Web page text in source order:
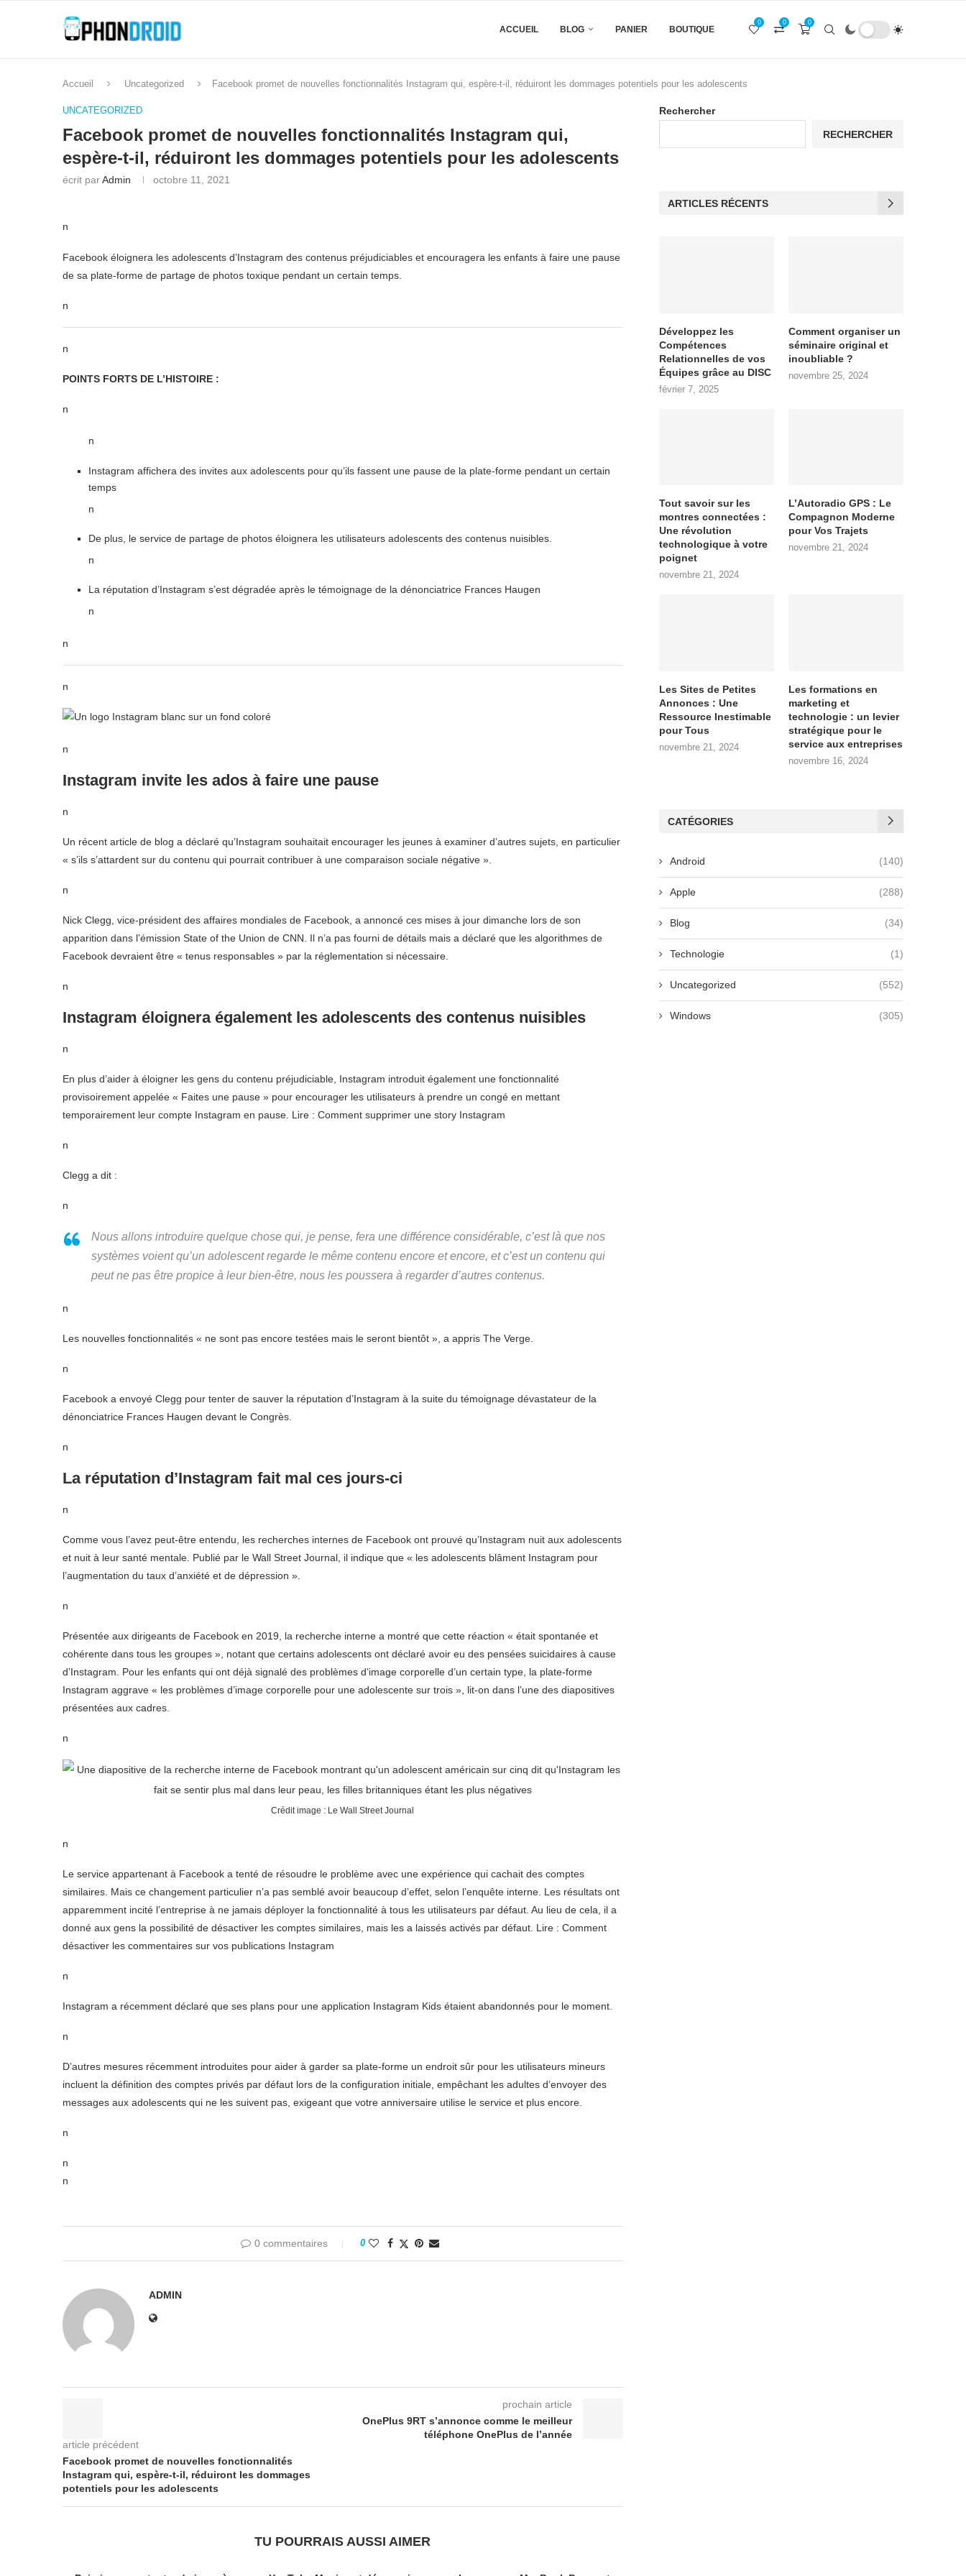
ACCUEIL BLOG PANIER BOUTIQUE
0
0
0
Accueil Uncategorized Facebook promet de nouvelles fonctionnalités Instagram qui, espère-t-il, réduiront les dommages potentiels pour les adolescents
UNCATEGORIZED
Facebook promet de nouvelles fonctionnalités Instagram qui,
espère-t-il, réduiront les dommages potentiels pour les adolescents
écrit parAdmin octobre 11, 2021
n
Facebook éloignera les adolescents d’Instagram des contenus préjudiciables et encouragera les enfants à faire une pause
de sa plate-forme de partage de photos toxique pendant un certain temps.
n
n
POINTS FORTS DE L’HISTOIRE :
n
n
Instagram affichera des invites aux adolescents pour qu’ils fassent une pause de la plate-forme pendant un certain
temps
n
De plus, le service de partage de photos éloignera les utilisateurs adolescents des contenus nuisibles.
n
La réputation d’Instagram s’est dégradée après le témoignage de la dénonciatrice Frances Haugen
n
n
n
n
Instagram invite les ados à faire une pause
n
Un récent article de blog a déclaré qu’Instagram souhaitait encourager les jeunes à examiner d’autres sujets, en particulier
« s’ils s’attardent sur du contenu qui pourrait contribuer à une comparaison sociale négative ».
n
Nick Clegg, vice-président des affaires mondiales de Facebook, a annoncé ces mises à jour dimanche lors de son
apparition dans l’émission State of the Union de CNN. Il n’a pas fourni de détails mais a déclaré que les algorithmes de
Facebook devraient être « tenus responsables » par la réglementation si nécessaire.
n
Instagram éloignera également les adolescents des contenus nuisibles
n
En plus d’aider à éloigner les gens du contenu préjudiciable, Instagram introduit également une fonctionnalité
provisoirement appelée « Faites une pause » pour encourager les utilisateurs à prendre un congé en mettant
temporairement leur compte Instagram en pause. Lire : Comment supprimer une story Instagram
n
Clegg a dit :
n
Nous allons introduire quelque chose qui, je pense, fera une différence considérable, c’est là que nos
systèmes voient qu’un adolescent regarde le même contenu encore et encore, et c’est un contenu qui
peut ne pas être propice à leur bien-être, nous les poussera à regarder d’autres contenus.
n
Les nouvelles fonctionnalités « ne sont pas encore testées mais le seront bientôt », a appris The Verge.
n
Facebook a envoyé Clegg pour tenter de sauver la réputation d’Instagram à la suite du témoignage dévastateur de la
dénonciatrice Frances Haugen devant le Congrès.
n
La réputation d’Instagram fait mal ces jours-ci
n
Comme vous l’avez peut-être entendu, les recherches internes de Facebook ont ​​prouvé qu’Instagram nuit aux adolescents
et nuit à leur santé mentale. Publié par le Wall Street Journal, il indique que « les adolescents blâment Instagram pour
l’augmentation du taux d’anxiété et de dépression ».
n
Présentée aux dirigeants de Facebook en 2019, la recherche interne a montré que cette réaction « était spontanée et
cohérente dans tous les groupes », notant que certains adolescents ont déclaré avoir eu des pensées suicidaires à cause
d’Instagram. Pour les enfants qui ont déjà signalé des problèmes d’image corporelle d’un certain type, la plate-forme
Instagram aggrave « les problèmes d’image corporelle pour une adolescente sur trois », lit-on dans l’une des diapositives
présentées aux cadres.
n
Crédit image : Le Wall Street Journal
n
Le service appartenant à Facebook a tenté de résoudre le problème avec une expérience qui cachait des comptes
similaires. Mais ce changement particulier n’a pas semblé avoir beaucoup d’effet, selon l’enquête interne. Les résultats ont
apparemment incité l’entreprise à ne jamais déployer la fonctionnalité à tous les utilisateurs par défaut. Au lieu de cela, il a
donné aux gens la possibilité de désactiver les comptes similaires, mais les a laissés activés par défaut. Lire : Comment
désactiver les commentaires sur vos publications Instagram
n
Instagram a récemment déclaré que ses plans pour une application Instagram Kids étaient abandonnés pour le moment.
n
D’autres mesures récemment introduites pour aider à garder sa plate-forme un endroit sûr pour les utilisateurs mineurs
incluent la définition des comptes privés par défaut lors de la configuration initiale, empêchant les adultes d’envoyer des
messages aux adolescents qui ne les suivent pas, exigeant que votre anniversaire utilise le service et plus encore.
n
n
n
0 commentaires 0
ADMIN
article précédent
Facebook promet de nouvelles fonctionnalités
Instagram qui, espère-t-il, réduiront les dommages
potentiels pour les adolescents
prochain article
OnePlus 9RT s’annonce comme le meilleur
téléphone OnePlus de l’année
TU POURRAIS AUSSI AIMER
Rechercher
RECHERCHER
ARTICLES RÉCENTS
Développez les
Compétences
Relationnelles de vos
Équipes grâce au DISC
février 7, 2025
Comment organiser un
séminaire original et
inoubliable ?
novembre 25, 2024
Tout savoir sur les
montres connectées :
Une révolution
technologique à votre
poignet
novembre 21, 2024
L’Autoradio GPS : Le
Compagnon Moderne
pour Vos Trajets
novembre 21, 2024
Les Sites de Petites
Annonces : Une
Ressource Inestimable
pour Tous
novembre 21, 2024
Les formations en
marketing et
technologie : un levier
stratégique pour le
service aux entreprises
novembre 16, 2024
CATÉGORIES
Android (140)
Apple (288)
Blog (34)
Technologie (1)
Uncategorized (552)
Windows (305)